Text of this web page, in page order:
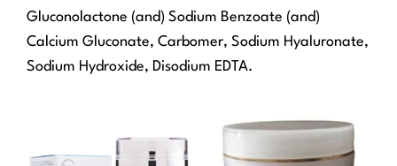
Gluconolactone (and) Sodium Benzoate (and)
Calcium Gluconate, Carbomer, Sodium Hyaluronate,
Sodium Hydroxide, Disodium EDTA.
de
precios:
producto
tiene